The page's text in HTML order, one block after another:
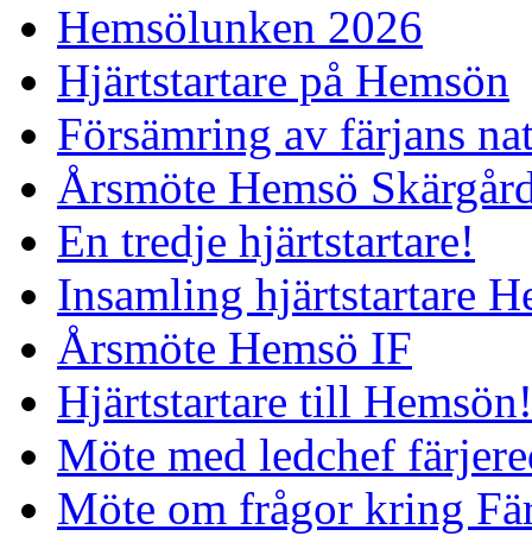
Hemsölunken 2026
Hjärtstartare på Hemsön
Försämring av färjans
Årsmöte Hemsö
En tredje hjärtstartare!
Insamling hjärtstartare
Årsmöte Hemsö IF
Hjärtstartare till Hemsön!
Möte med ledchef
Möte om frågor kring